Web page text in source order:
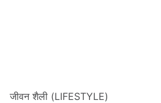
जीवन शैली (LIFESTYLE)